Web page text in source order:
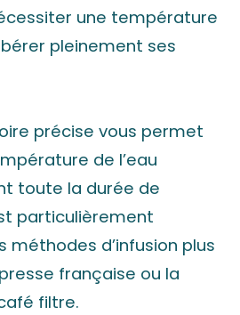
une température
pleinement ses
précise vous permet
de l’eau
toute la durée de
particulièrement
d’infusion plus
française ou la
filtre.